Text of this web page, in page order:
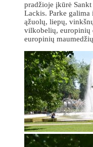
pradžioje įkūrė
Lackis. Parke
ąžuolų, liepų,
vilkobelių, europinių
europinių